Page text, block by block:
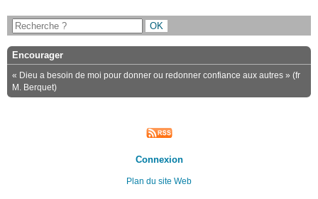
Encourager
« Dieu a besoin de moi pour donner ou redonner confiance aux autres » (fr
M. Berquet)
Connexion
Plan du site Web